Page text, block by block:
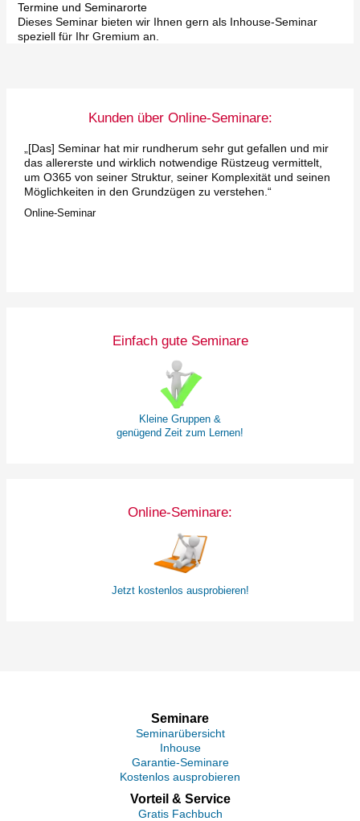
Termine und Seminarorte
Dieses Seminar bieten wir Ihnen gern als Inhouse-Seminar
speziell für Ihr Gremium an.
Kunden über Online-Seminare:
„[Das] Seminar hat mir rundherum sehr gut gefallen und mir
das allererste und wirklich notwendige Rüstzeug vermittelt,
um O365 von seiner Struktur, seiner Komplexität und seinen
Möglichkeiten in den Grundzügen zu verstehen.“
Online-Seminar
Einfach gute Seminare
Kleine Gruppen &
genügend Zeit zum Lernen!
Online-Seminare:
Jetzt kostenlos ausprobieren!
Seminare
Seminarübersicht
Inhouse
Garantie-Seminare
Kostenlos ausprobieren
Vorteil & Service
Gratis Fachbuch